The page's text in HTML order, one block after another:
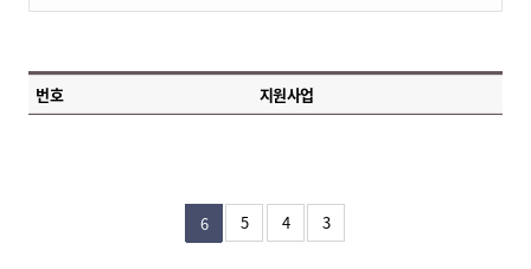
번호 지원사업
6 5 4 3